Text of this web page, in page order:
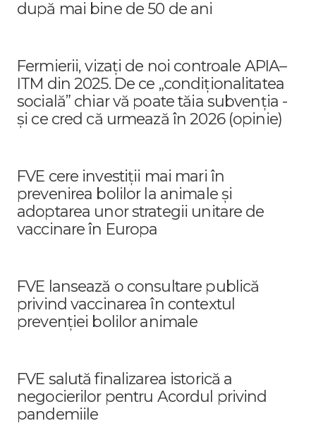
după mai bine de 50 de ani
Fermierii, vizați de noi controale APIA–
ITM din 2025. De ce „condiționalitatea
socială” chiar vă poate tăia subvenția -
și ce cred că urmează în 2026 (opinie)
FVE cere investiții mai mari în
prevenirea bolilor la animale și
adoptarea unor strategii unitare de
vaccinare în Europa
FVE lansează o consultare publică
privind vaccinarea în contextul
prevenției bolilor animale
FVE salută finalizarea istorică a
negocierilor pentru Acordul privind
pandemiile